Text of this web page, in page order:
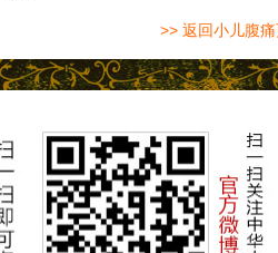
>> 返回小儿腹